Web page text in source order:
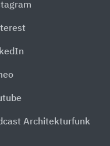
Architekturfunk